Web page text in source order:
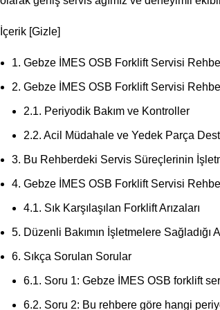
İçerik [Gizle]
1. Gebze İMES OSB Forklift Servisi
2. Gebze İMES OSB Forklift Servisi
2.1. Periyodik Bakım ve Kontroller
2.2. Acil Müdahale ve Yedek Parça
3. Bu Rehberdeki Servis Süreçlerinin
4. Gebze İMES OSB Forklift Servisi
4.1. Sık Karşılaşılan Forklift Arızaları
5. Düzenli Bakımın İşletmelere Sağladığı
6. Sıkça Sorulan Sorular
6.1. Soru 1: Gebze İMES OSB forklift
6.2. Soru 2: Bu rehbere göre hangi